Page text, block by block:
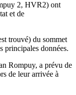
2, HVR2) ont
et de
trouvé) du sommet
données.
Rompuy, a prévu de
de leur arrivée à